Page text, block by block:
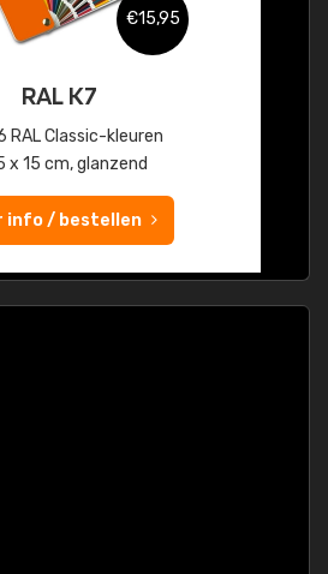
€15,95
RAL K7
RAL Classic-kleuren
x 15 cm, glanzend
info / bestellen